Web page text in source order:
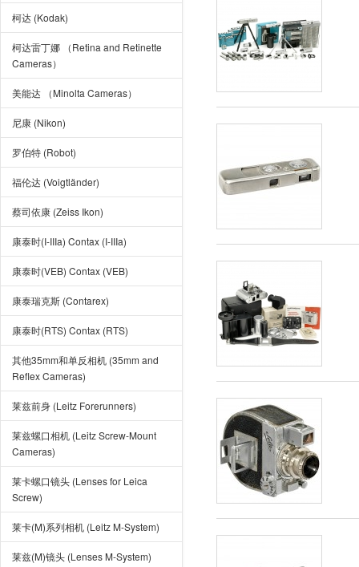
柯达 (Kodak)
柯达雷丁娜 （Retina and Retinette
Cameras）
美能达 （Minolta Cameras）
尼康 (Nikon)
罗伯特 (Robot)
福伦达 (Voigtländer)
蔡司依康 (Zeiss Ikon)
康泰时(I-IIIa) Contax (I-IIIa)
康泰时(VEB) Contax (VEB)
康泰瑞克斯 (Contarex)
康泰时(RTS) Contax (RTS)
其他35mm和单反相机 (35mm and
Reflex Cameras)
莱兹前身 (Leitz Forerunners)
莱兹螺口相机 (Leitz Screw-Mount
Cameras)
莱卡螺口镜头 (Lenses for Leica
Screw)
莱卡(M)系列相机 (Leitz M-System)
莱兹(M)镜头 (Lenses M-System)